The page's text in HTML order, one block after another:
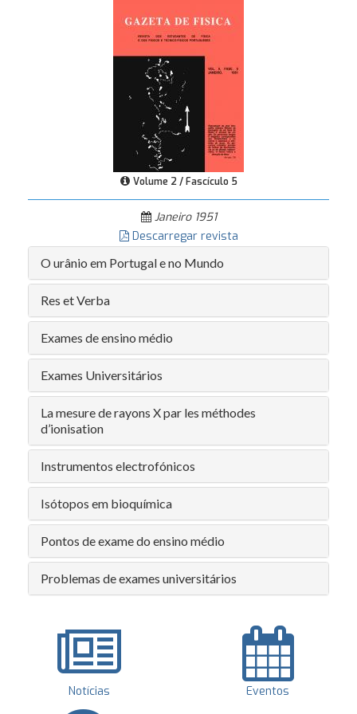
Volume 2 / Fascículo 5
Janeiro 1951
Descarregar revista
O urânio em Portugal e no Mundo
Res et Verba
Exames de ensino médio
Exames Universitários
La mesure de rayons X par les méthodes
d’ionisation
Instrumentos electrofónicos
Isótopos em bioquímica
Pontos de exame do ensino médio
Problemas de exames universitários
Notícias Eventos